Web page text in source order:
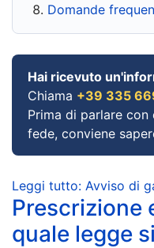
Domande
Hai ricevuto
Chiama +39 335
Prima di parlare con
fede, conviene
Leggi tutto: Avviso di
Prescrizione
quale legge